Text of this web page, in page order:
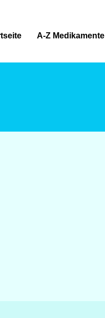
A-Z Medikamente